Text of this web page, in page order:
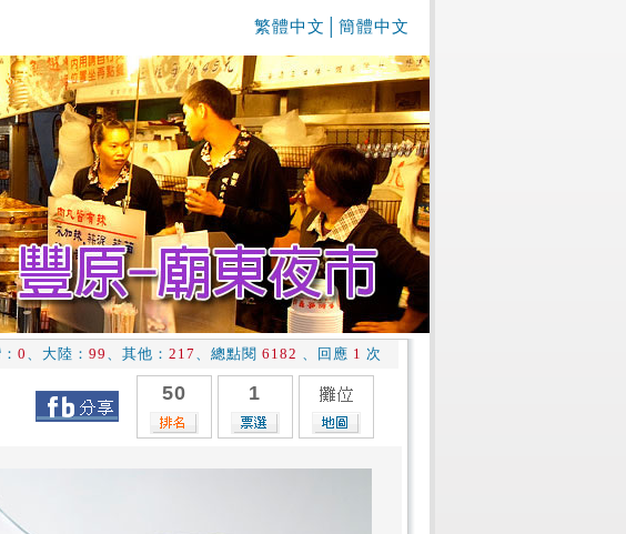
繁體中文 簡體中文
0 、大陸： 99 、其他： 217 、總點閱 6182 、回應 1 次
50 1